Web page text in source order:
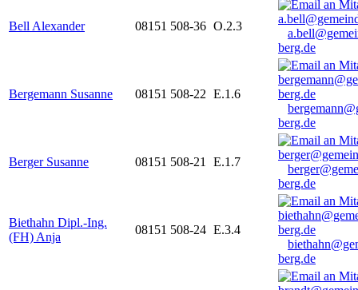
Bell Alexander 08151 508-36 O.2.3
berg.de
Bergemann Susanne 08151 508-22 E.1.6
berg.de
Berger Susanne 08151 508-21 E.1.7
berg.de
Biethahn Dipl.-Ing.
(FH) Anja
08151 508-24 E.3.4
berg.de